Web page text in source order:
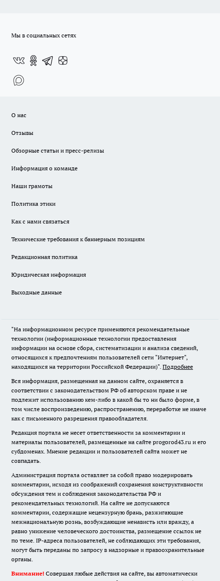
Мы в социальных сетях
О нас
Отзывы
Обзорные статьи и пресс-релизы
Информация о команде
Наши грамоты
Политика этики
Как с нами связаться
Технические требования к баннерным позициям
Редакционная политика
Юридическая информация
Выходные данные
"На информационном ресурсе применяются рекомендательные
технологии (информационные технологии предоставления
информации на основе сбора, систематизации и анализа сведений,
относящихся к предпочтениям пользователей сети "Интернет",
находящихся на территории Российской Федерации)". Подробнее
Вся информация, размещенная на данном сайте, охраняется в
соответствии с законодательством РФ об авторском праве и не
подлежит использованию кем-либо в какой бы то ни было форме, в
том числе воспроизведению, распространению, переработке не иначе
как с письменного разрешения правообладателя.
Редакция портала не несет ответственности за комментарии и
материалы пользователей, размещенные на сайте progorod43.ru и его
субдоменах. Мнение редакции и пользователей сайта может не
совпадать.
Администрация портала оставляет за собой право модерировать
комментарии, исходя из соображений сохранения конструктивности
обсуждения тем и соблюдения законодательства РФ и
рекомендательных технологий. На сайте не допускаются
комментарии, содержащие нецензурную брань, разжигающие
межнациональную рознь, возбуждающие ненависть или вражду, а
равно унижение человеческого достоинства, размещение ссылок не
по теме. IP-адреса пользователей, не соблюдающих эти требования,
могут быть переданы по запросу в надзорные и правоохранительные
органы.
Внимание! Совершая любые действия на сайте, вы автоматически